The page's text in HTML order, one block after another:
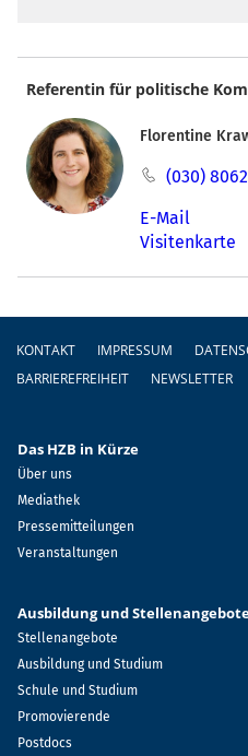
Referentin für politische
Florentine
(030)
E-Mail
Visitenkarte
Fußzeile
KONTAKT IMPRESSUM
BARRIEREFREIHEIT
NEWSLETTER
Das HZB in Kürze
Über uns
Mediathek
Pressemitteilungen
Veranstaltungen
Ausbildung und
Stellenangebote
Ausbildung und Studium
Schule und Studium
Promovierende
Postdocs